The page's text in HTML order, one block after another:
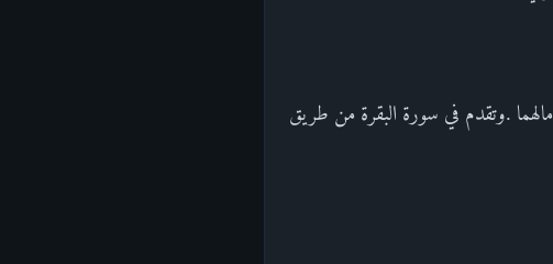
.وتقدم في سورة البقرة من طريق